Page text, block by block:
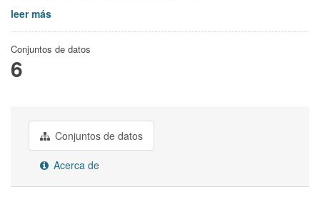
leer más
Conjuntos de datos
6
Conjuntos de datos
Acerca de